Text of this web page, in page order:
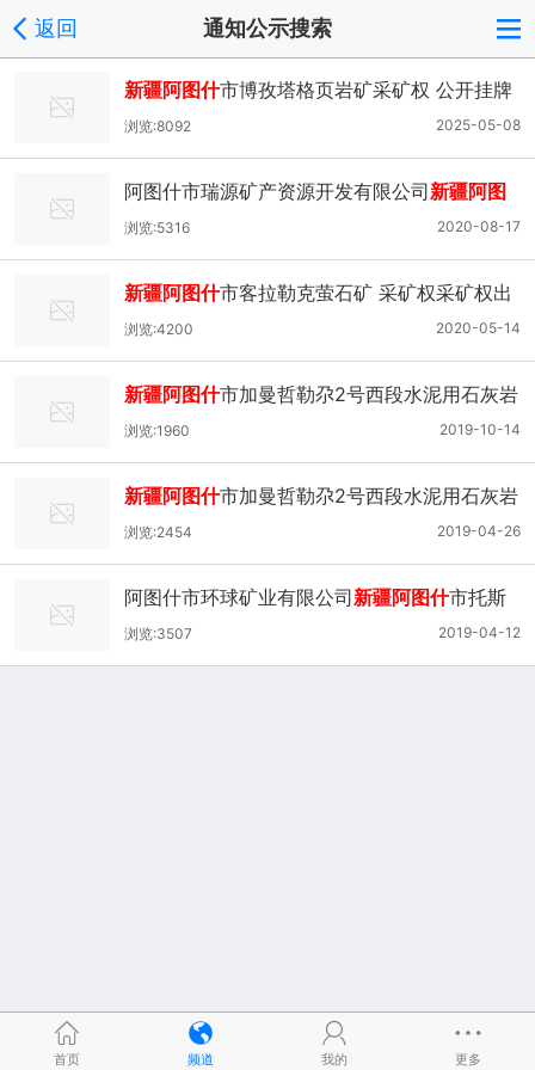
返回 通知公示搜索
新疆阿图什市博孜塔格页岩矿采矿权 公开挂牌
出让公告
2025-05-08
浏览:8092
阿图什市瑞源矿产资源开发有限公司新疆阿图
什艾西曼铜矿采矿权出让收益评估报告通过论
证的公示
2020-08-17
浏览:5316
新疆阿图什市客拉勒克萤石矿 采矿权采矿权出
让收益评估报告通过论证的公示
2020-05-14
浏览:4200
新疆阿图什市加曼哲勒尕2号西段水泥用石灰岩
矿 采矿权出让收益评估报告通过论证的公示
2019-10-14
浏览:1960
新疆阿图什市加曼哲勒尕2号西段水泥用石灰岩
矿矿产资源开发利用方案 通过审查的公示2019-04-26
浏览:2454
阿图什市环球矿业有限公司新疆阿图什市托斯
莫铁矿矿产资源开发利用方案（调改） 通过审
查的公示
2019-04-12
浏览:3507
首页 频道 我的 更多